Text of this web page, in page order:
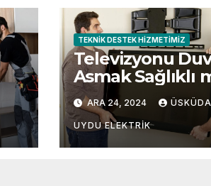
TEKNIK DESTEK HIZMETIMIZ
Televizyonu
Asmak Sağlıklı
ARA 24, 2024
UYDU ELEKTRIK